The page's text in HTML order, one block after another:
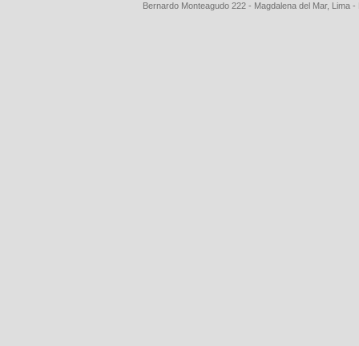
Bernardo Monteagudo 222 - Magdalena del Mar, Lima